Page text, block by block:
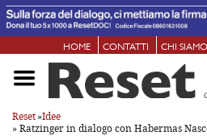
HOME CONTATTI CHI SIAMO
Reset»Idee
» Ratzinger in dialogo con Habermas